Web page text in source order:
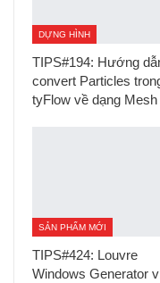
DỰNG HÌNH
TIPS#194: Hướng
convert Particles
tyFlow về dạng Mesh
SẢN PHẨM MỚI
TIPS#424: Louvre
Windows Generator